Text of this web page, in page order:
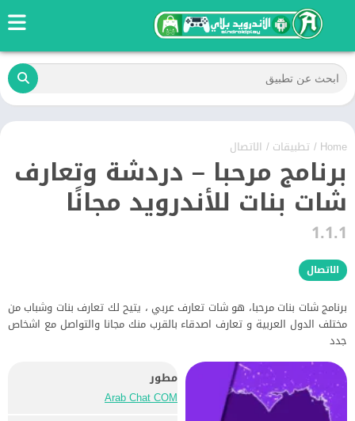
Home
/ تطبيقات / الاتصال
برنامج مرحبا – دردشة وتعارف
شات بنات للأندرويد مجانًا
1.1.1
الاتصال
برنامج شات بنات مرحبا، هو شات تعارف عربي ، يتيح لك تعارف بنات وشباب من
مختلف الدول العربية و تعارف اصدقاء بالقرب منك مجانا والتواصل مع اشخاص
جدد
مطور
Arab Chat COM‏‏